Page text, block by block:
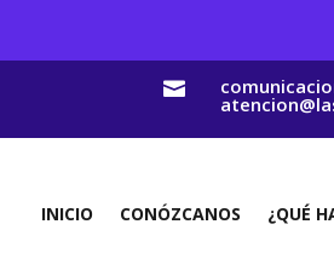

INICIO CONÓZCANOS ¿QUÉ